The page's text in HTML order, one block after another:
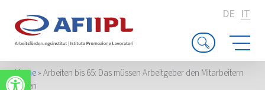
Apri la barra degli strumenti
DE IT
Home»Arbeiten bis 65: Das müssen Arbeitgeber den Mitarbeitern
bieten